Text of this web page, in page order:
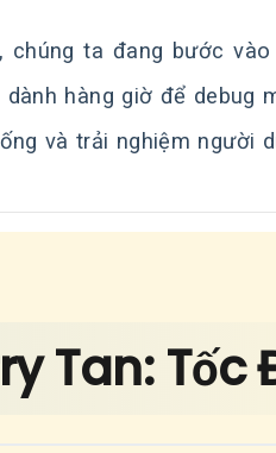
, chúng ta đang bước
dành hàng giờ để debug
và trải nghiệm người
Tan: Tốc